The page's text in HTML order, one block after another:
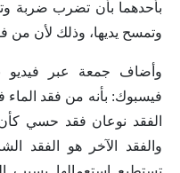
بأحدهما بأن تضرب ضربة
وتمسح يديها، وذلك لأن من
وأضاف جمعة عبر
فيسبوك: بأنه من فقد الماء
الفقد نوعان فقد حسي
والفقد الآخر هو الفقد